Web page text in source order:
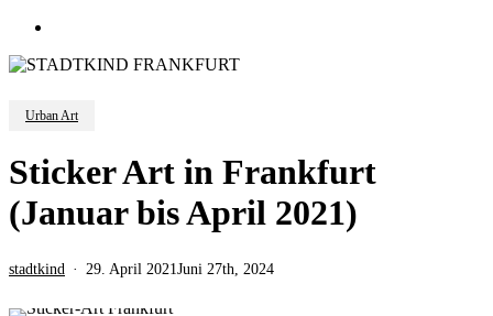
Urban Art
Sticker Art in Frankfurt
(Januar bis April 2021)
stadtkind 29. April 2021 Juni 27th, 2024